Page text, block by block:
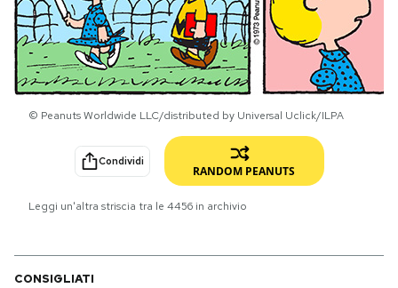
Cultura
Economia
Sport
Europa
Altrecose
Mondiali calcio 2026
NEWSLETTER
I MIEI PREFERITI
© Peanuts Worldwide LLC/distributed by Universal Uclick/ILPA
Condividi
RANDOM PEANUTS
Leggi un'altra striscia tra le 4456 in archivio
CONSIGLIATI